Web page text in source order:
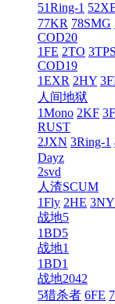
51Ring-1
77KR 78SMG
COD20
1FE 2TO 3TPS
COD19
1EXR 2HY
人间地狱
1Mono 2KF
RUST
2JXN 3Ring-1
Dayz
2svd
人渣SCUM
1Fly 2HE 3NY
战地5
1BD5
战地1
1BD1
战地2042
5猎杀者 6FE